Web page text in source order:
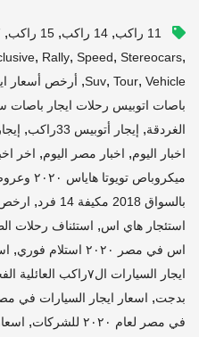
11 راكب , 14 راكب , 15 راكب ,
, Rally, Speed, Stereocars,
Suv, Tour, Vehicle
, أرخص أسعار
باصات اتوبيس رحلات ايجار باصات
الغردقة, إيجار أتوبيس 33راكب ,
اخبار اليوم, اخبار مصر اليوم, اخر
ميكروباص تويوتا هاياس ٢٠٢٠ وعروض الايجار
بالسواق 2018 مكيفة 14 فرد
,
استئجار هاي اس, استئناف رحلات
اس في مصر ٢٠٢٠ استلام فوري
,
ايجار السيارات ال٧راكب العائلية الفخمة في مصر
بدجت, اسعار ايجار السيارات في مصر
في مصر لعام ٢٠٢٠ للشركات
,